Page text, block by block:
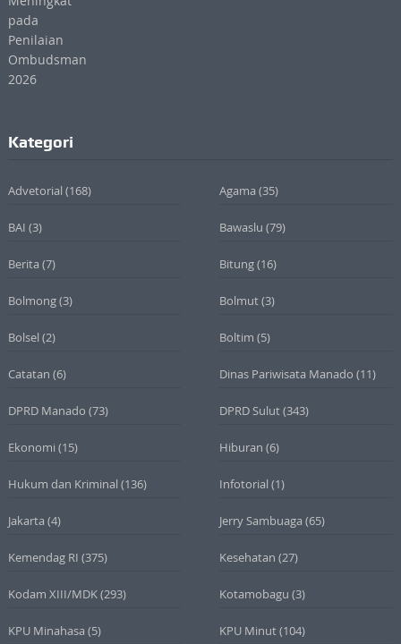
Kategori
Advetorial (168) Agama (35)
BAI (3) Bawaslu (79)
Berita (7) Bitung(16)
Bolmong(3) Bolmut(3)
Bolsel (2) Boltim (5)
Catatan (6) Dinas Pariwisata Manado (11)
DPRD Manado (73) DPRD Sulut(343)
Ekonomi (15) Hiburan (6)
Hukum dan Kriminal (136) Infotorial (1)
Jakarta (4) Jerry Sambuaga (65)
Kemendag RI (375) Kesehatan (27)
Kodam XIII/MDK(293) Kotamobagu (3)
KPU Minahasa (5) KPU Minut(104)